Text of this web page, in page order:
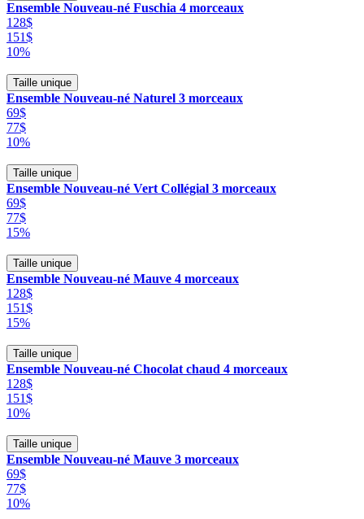
Ensemble Nouveau-né Fuschia 4 morceaux
128$
151$
10%
Taille unique
Ensemble Nouveau-né Naturel 3 morceaux
69$
77$
10%
Taille unique
Ensemble Nouveau-né Vert Collégial 3 morceaux
69$
77$
15%
Taille unique
Ensemble Nouveau-né Mauve 4 morceaux
128$
151$
15%
Taille unique
Ensemble Nouveau-né Chocolat chaud 4 morceaux
128$
151$
10%
Taille unique
Ensemble Nouveau-né Mauve 3 morceaux
69$
77$
10%